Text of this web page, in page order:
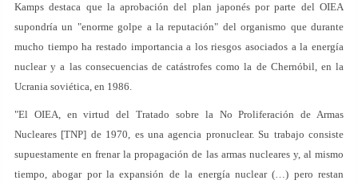
Kamps destaca que la aprobación del plan japonés por parte del OIEA
supondría un "enorme golpe a la reputación" del organismo que durante
mucho tiempo ha restado importancia a los riesgos asociados a la energía
nuclear y a las consecuencias de catástrofes como la de Chernóbil, en la
Ucrania soviética, en 1986.
"El OIEA, en virtud del Tratado sobre la No Proliferación de Armas
Nucleares [TNP] de 1970, es una agencia pronuclear. Su trabajo consiste
supuestamente en frenar la propagación de las armas nucleares y, al mismo
tiempo, abogar por la expansión de la energía nuclear (…) pero restan